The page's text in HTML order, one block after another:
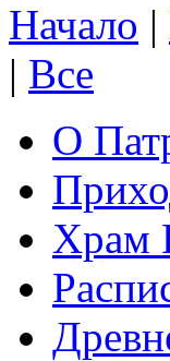
Начало |
| Все
О
Храм